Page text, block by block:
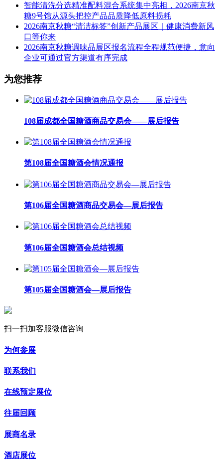
智能清洗分选精准配料混合系统集中亮相，2026南京秋
糖9号馆从源头把控产品品质降低原料损耗
2026南京秋糖“清洁标签”创新产品展区｜健康消费新风
口等你来
2026南京秋糖调味品展区报名流程全程规范便捷，意向
企业可通过官方渠道有序完成
为您推荐
108届成都全国糖酒商品交易会——展后报告
第108届全国糖酒会情况通报
第106届全国糖酒商品交易会—展后报告
第106届全国糖酒会总结视频
第105届全国糖酒会—展后报告
扫一扫加客服微信咨询
为何参展
联系我们
在线预定展位
往届回顾
展商名录
酒店展位